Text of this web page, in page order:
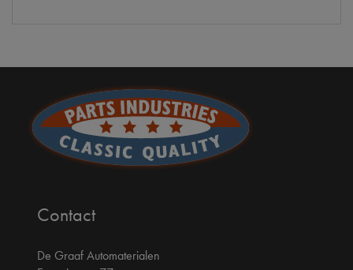
Contact
De Graaf Automaterialen